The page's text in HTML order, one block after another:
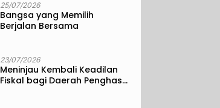
25/07/2026
Bangsa yang Memilih
Berjalan Bersama
23/07/2026
Meninjau Kembali Keadilan
Fiskal bagi Daerah Penghasil